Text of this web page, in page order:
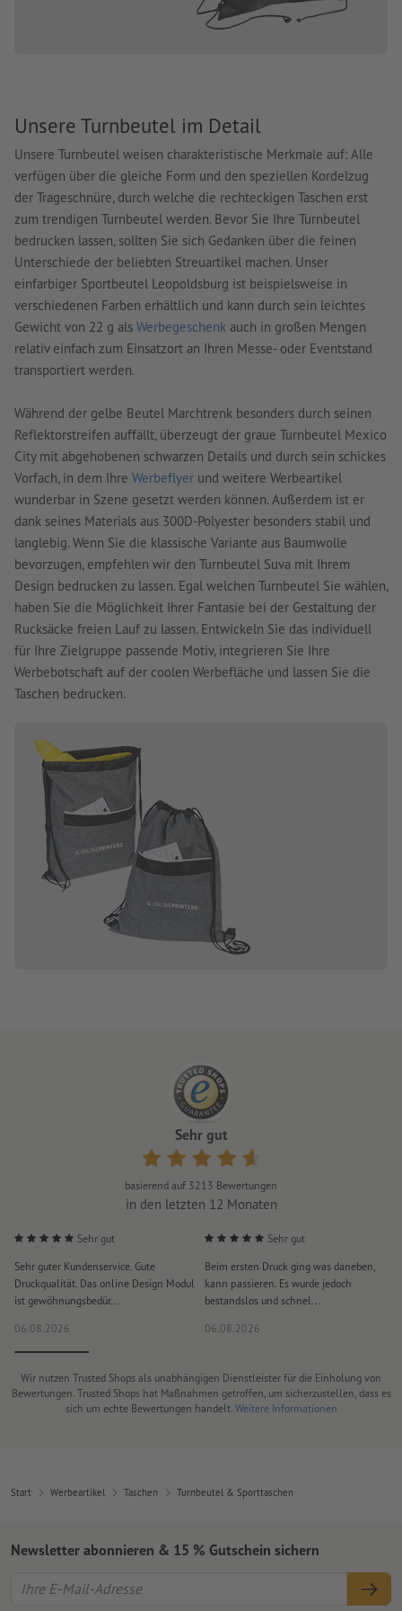
Unsere Turnbeutel im Detail
Unsere Turnbeutel weisen charakteristische Merkmale auf: Alle
verfügen über die gleiche Form und den speziellen Kordelzug
der Trageschnüre, durch welche die rechteckigen Taschen erst
zum trendigen Turnbeutel werden. Bevor Sie Ihre Turnbeutel
bedrucken lassen, sollten Sie sich Gedanken über die feinen
Unterschiede der beliebten Streuartikel machen. Unser
einfarbiger Sportbeutel Leopoldsburg ist beispielsweise in
verschiedenen Farben erhältlich und kann durch sein leichtes
Gewicht von 22 g als Werbegeschenk auch in großen Mengen
relativ einfach zum Einsatzort an Ihren Messe- oder Eventstand
transportiert werden.
Während der gelbe Beutel Marchtrenk besonders durch seinen
Reflektorstreifen auffällt, überzeugt der graue Turnbeutel Mexico
City mit abgehobenen schwarzen Details und durch sein schickes
Vorfach, in dem Ihre Werbeflyer und weitere Werbeartikel
wunderbar in Szene gesetzt werden können. Außerdem ist er
dank seines Materials aus 300D-Polyester besonders stabil und
langlebig. Wenn Sie die klassische Variante aus Baumwolle
bevorzugen, empfehlen wir den Turnbeutel Suva mit Ihrem
Design bedrucken zu lassen. Egal welchen Turnbeutel Sie wählen,
haben Sie die Möglichkeit Ihrer Fantasie bei der Gestaltung der
Rucksäcke freien Lauf zu lassen. Entwickeln Sie das individuell
für Ihre Zielgruppe passende Motiv, integrieren Sie Ihre
Werbebotschaft auf der coolen Werbefläche und lassen Sie die
Taschen bedrucken.
Sehr gut
basierend auf 3213 Bewertungen
in den letzten 12 Monaten
Sehr gut
Sehr guter Kundenservice. Gute
Druckqualität. Das online Design Modul
ist gewöhnungsbedür...
06.08.2026
Sehr gut
Beim ersten Druck ging was daneben,
kann passieren. Es wurde jedoch
bestandslos und schnel...
06.08.2026
Wir nutzen Trusted Shops als unabhängigen Dienstleister für die Einholung von
Bewertungen. Trusted Shops hat Maßnahmen getroffen, um sicherzustellen, dass es
sich um echte Bewertungen handelt. Weitere Informationen
Start Werbeartikel Taschen Turnbeutel & Sporttaschen
Newsletter abonnieren & 15 % Gutschein sichern